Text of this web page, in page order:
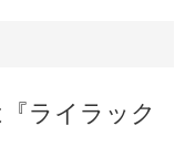
ライラック